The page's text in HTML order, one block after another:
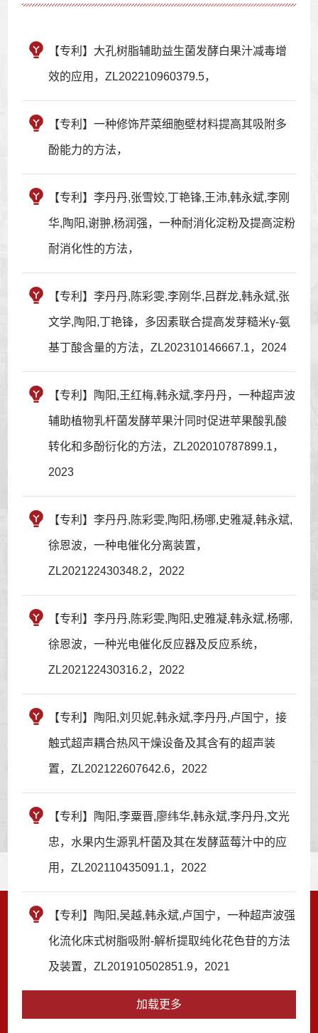
【专利】大孔树脂辅助益生菌发酵白果汁减毒增
效的应用，ZL202210960379.5，
【专利】一种修饰芹菜细胞壁材料提高其吸附多
酚能力的方法，
【专利】李丹丹,张雪姣,丁艳锋,王沛,韩永斌,李刚
华,陶阳,谢翀,杨润强，一种耐消化淀粉及提高淀粉
耐消化性的方法，
【专利】李丹丹,陈彩雯,李刚华,吕群龙,韩永斌,张
文学,陶阳,丁艳锋，多因素联合提高发芽糙米γ-氨
基丁酸含量的方法，ZL202310146667.1，2024
【专利】陶阳,王红梅,韩永斌,李丹丹，一种超声波
辅助植物乳杆菌发酵苹果汁同时促进苹果酸乳酸
转化和多酚衍化的方法，ZL202010787899.1，
2023
【专利】李丹丹,陈彩雯,陶阳,杨哪,史雅凝,韩永斌,
徐恩波，一种电催化分离装置，
ZL202122430348.2，2022
【专利】李丹丹,陈彩雯,陶阳,史雅凝,韩永斌,杨哪,
徐恩波，一种光电催化反应器及反应系统，
ZL202122430316.2，2022
【专利】陶阳,刘贝妮,韩永斌,李丹丹,卢国宁，接
触式超声耦合热风干燥设备及其含有的超声装
置，ZL202122607642.6，2022
【专利】陶阳,李粟晋,廖纬华,韩永斌,李丹丹,文光
忠，水果内生源乳杆菌及其在发酵蓝莓汁中的应
用，ZL202110435091.1，2022
【专利】陶阳,吴越,韩永斌,卢国宁，一种超声波强
化流化床式树脂吸附-解析提取纯化花色苷的方法
及装置，ZL201910502851.9，2021
加载更多